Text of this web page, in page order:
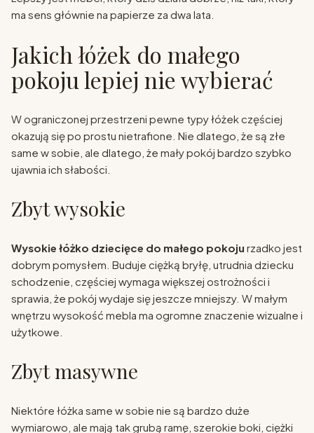
ma sens głównie na papierze za dwa lata.
Jakich łóżek do małego
pokoju lepiej nie wybierać
W ograniczonej przestrzeni pewne typy łóżek częściej
okazują się po prostu nietrafione. Nie dlatego, że są złe
same w sobie, ale dlatego, że mały pokój bardzo szybko
ujawnia ich słabości.
Zbyt wysokie
Wysokie łóżko dziecięce do małego pokoju rzadko jest
dobrym pomysłem. Buduje ciężką bryłę, utrudnia dziecku
schodzenie, częściej wymaga większej ostrożności i
sprawia, że pokój wydaje się jeszcze mniejszy. W małym
wnętrzu wysokość mebla ma ogromne znaczenie wizualne i
użytkowe.
Zbyt masywne
Niektóre łóżka same w sobie nie są bardzo duże
wymiarowo, ale mają tak grubą ramę, szerokie boki, ciężki